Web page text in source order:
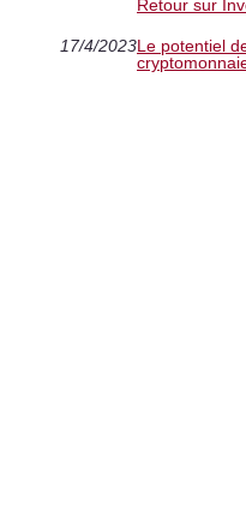
Retour sur
17/4/2023Le potentiel